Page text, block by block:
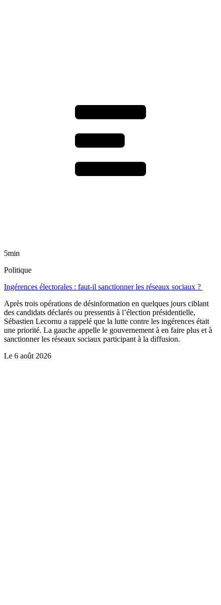
5min
Politique
Ingérences électorales : faut-il sanctionner les réseaux sociaux ?
Après trois opérations de désinformation en quelques jours ciblant
des candidats déclarés ou pressentis à l’élection présidentielle,
Sébastien Lecornu a rappelé que la lutte contre les ingérences était
une priorité. La gauche appelle le gouvernement à en faire plus et à
sanctionner les réseaux sociaux participant à la diffusion.
Le 6 août 2026